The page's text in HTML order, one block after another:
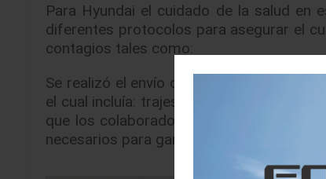
Para Hyundai el cuidado de la salud
diferentes protocolos para asegurar el
contagios tales como:
Se realizó el envío de equipo de
el cual incluía: trajes protectores,
que los colaboradores que brindan el
necesarios para garantizar el manejo